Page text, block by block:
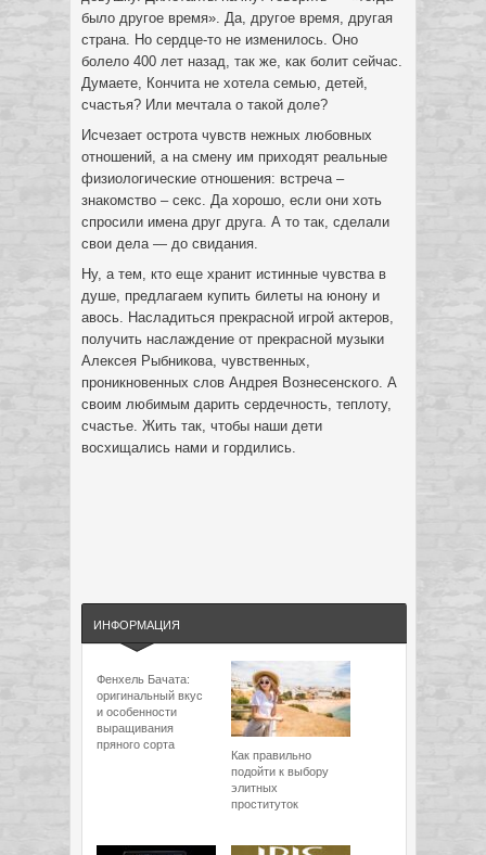
было другое время». Да, другое время, другая
страна. Но сердце-то не изменилось. Оно
болело 400 лет назад, так же, как болит сейчас.
Думаете, Кончита не хотела семью, детей,
счастья? Или мечтала о такой доле?
Исчезает острота чувств нежных любовных
отношений, а на смену им приходят реальные
физиологические отношения: встреча –
знакомство – секс. Да хорошо, если они хоть
спросили имена друг друга. А то так, сделали
свои дела — до свидания.
Ну, а тем, кто еще хранит истинные чувства в
душе, предлагаем купить билеты на юнону и
авось. Насладиться прекрасной игрой актеров,
получить наслаждение от прекрасной музыки
Алексея Рыбникова, чувственных,
проникновенных слов Андрея Вознесенского. А
своим любимым дарить сердечность, теплоту,
счастье. Жить так, чтобы наши дети
восхищались нами и гордились.
ИНФОРМАЦИЯ
Фенхель Бачата:
оригинальный вкус
и особенности
выращивания
пряного сорта
Как правильно
подойти к выбору
элитных
проституток